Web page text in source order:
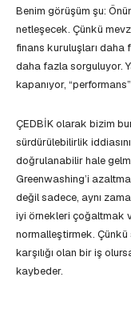
Benim görüşüm şu:
netleşecek. Çünkü
finans kuruluşları daha
daha fazla sorguluyor.
kapanıyor,
ÇEDBİK olarak bizim
sürdürülebilirlik
doğrulanabilir hale
Greenwashing’i
değil sadece, aynı
iyi örnekleri çoğaltmak
normalleştirmek.
karşılığı olan bir iş
kaybeder.